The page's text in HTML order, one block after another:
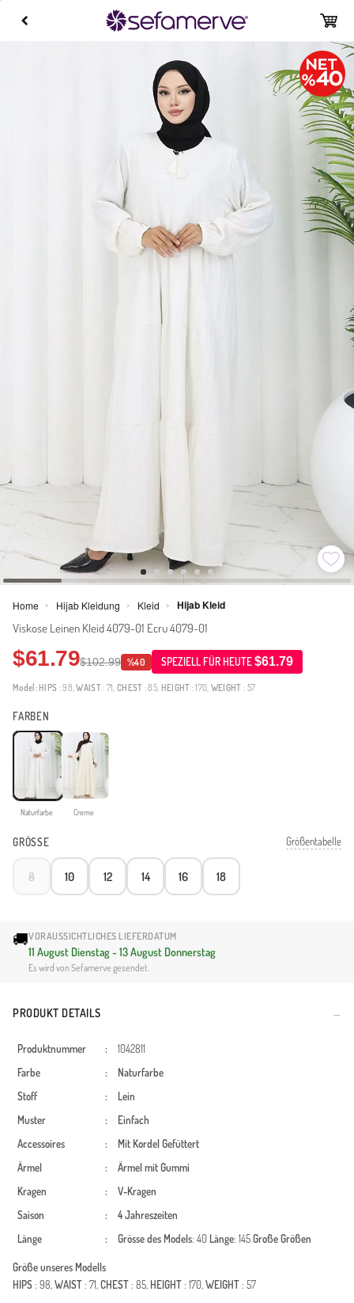
Home > Hijab Kleidung > Kleid > Hijab Kleid
Viskose Leinen Kleid 4079-01 Ecru 4079-01
$61.79$102.99 %40 SPEZIELL FÜR HEUTE$61.79
Model: HIPS : 98,WAIST: 71,CHEST : 85, HEIGHT : 170, WEIGHT : 57
FARBEN
Naturfarbe Creme
GRÖSSE Größentabelle
8 10 12 14 16 18
🚚VORAUSSICHTLICHES LIEFERDATUM
11 August Dienstag - 13 August Donnerstag
Es wird von Sefamerve gesendet.
PRODUKT DETAILS
Produktnummer :
1042811
Farbe
:
Naturfarbe
Stoff
:
Lein
Muster
:
Einfach
Accessoires
: Mit Kordel Gefüttert
Ärmel
:
Ärmel mit Gummi
Kragen
:
V-Kragen
Saison
:
4 Jahreszeiten
Länge
: Grösse des Models: 40 Länge: 145Große Größen
Größe unseres Modells
HIPS: 98,WAIST: 71,CHEST: 85, HEIGHT: 170,WEIGHT: 57